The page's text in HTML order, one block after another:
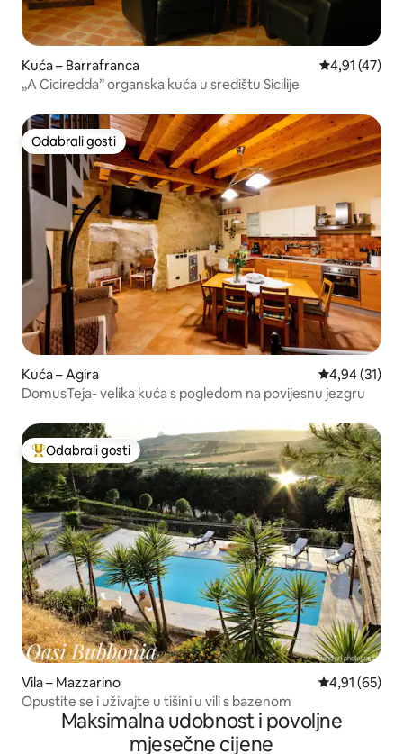
Kuća – Barrafranca Prosječna
4,91 (47)
„A Ciciredda” organska kuća u središtu Sicilije
Odabrali gosti
Odabrali gosti
Kuća – Agira Prosječna
4,94 (31)
DomusTeja- velika kuća s pogledom na povijesnu jezgru
Među najviše rangiranima s oznakom „Odabrali gosti”
Odabrali gosti
Vila – Mazzarino Prosječna
4,91 (65)
Opustite se i uživajte u tišini u vili s bazenom
Maksimalna udobnost i povoljne
mjesečne cijene